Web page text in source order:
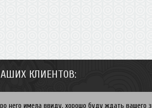
КЛИЕНТОВ:
него имела ввиду. хорошо буду ждать вашего